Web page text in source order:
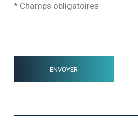
* Champs obligatoires